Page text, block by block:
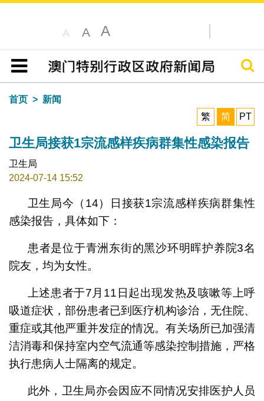
A A A
目录
搜寻
首页
新闻
繁
简 PT
卫生局接获1宗流感样疾病群集性感染报告
卫生局
2024-07-14 15:52
卫生局今（14）日接获1宗流感样疾病群集性
感染报告，具体如下：
患者是位于青洲东街的黑沙环明晖护养院3名
院友，均为女性。
上述患者于7月11日起出现发热及咳嗽等上呼
吸道症状，部份患者已到医疗机构诊治，无住院、
重症或其他严重并发症的情况。有关场所已加强清
洁消毒和保持室内空气流通等感染控制措施，严格
执行患病人士隔离的规定。
此外，卫生局亦会因应不同情况安排医护人员